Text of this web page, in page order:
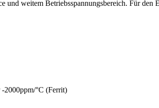
weitem Betriebsspannungsbereich. Für
2000ppm/°C (Ferrit)